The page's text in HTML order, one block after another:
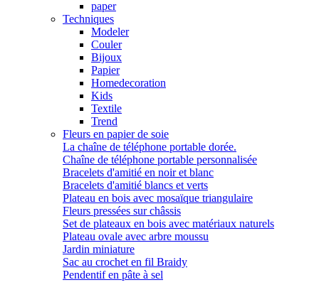
paper
Techniques
Modeler
Couler
Bijoux
Papier
Homedecoration
Kids
Textile
Trend
Fleurs en papier de soie
La chaîne de téléphone portable dorée.
Chaîne de téléphone portable personnalisée
Bracelets d'amitié en noir et blanc
Bracelets d'amitié blancs et verts
Plateau en bois avec mosaïque triangulaire
Fleurs pressées sur châssis
Set de plateaux en bois avec matériaux naturels
Plateau ovale avec arbre moussu
Jardin miniature
Sac au crochet en fil Braidy
Pendentif en pâte à sel